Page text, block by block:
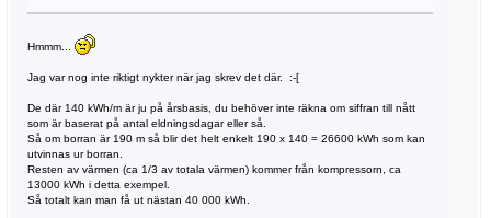
Hmmm...
Jag var nog inte riktigt nykter när jag skrev det där. :-[
De där 140 kWh/m är ju på årsbasis, du behöver inte räkna om siffran till nått
som är baserat på antal eldningsdagar eller så.
Så om borran är 190 m så blir det helt enkelt 190 x 140 = 26600 kWh som kan
utvinnas ur borran.
Resten av värmen (ca 1/3 av totala värmen) kommer från kompressorn, ca
13000 kWh i detta exempel.
Så totalt kan man få ut nästan 40 000 kWh.